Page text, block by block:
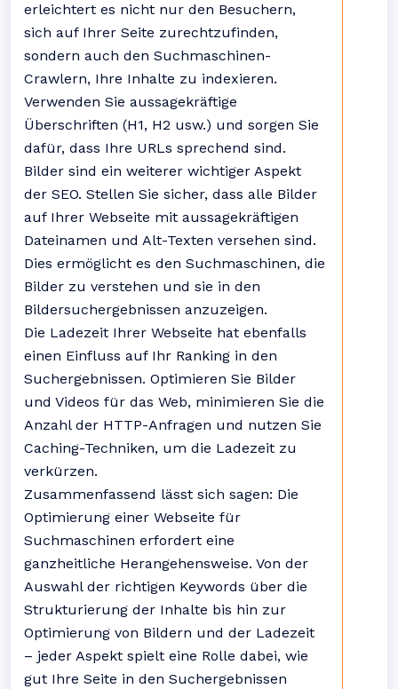
erleichtert es nicht nur den Besuchern,
sich auf Ihrer Seite zurechtzufinden,
sondern auch den Suchmaschinen-
Crawlern, Ihre Inhalte zu indexieren.
Verwenden Sie aussagekräftige
Überschriften (H1, H2 usw.) und sorgen Sie
dafür, dass Ihre URLs sprechend sind.
Bilder sind ein weiterer wichtiger Aspekt
der SEO. Stellen Sie sicher, dass alle Bilder
auf Ihrer Webseite mit aussagekräftigen
Dateinamen und Alt-Texten versehen sind.
Dies ermöglicht es den Suchmaschinen, die
Bilder zu verstehen und sie in den
Bildersuchergebnissen anzuzeigen.
Die Ladezeit Ihrer Webseite hat ebenfalls
einen Einfluss auf Ihr Ranking in den
Suchergebnissen. Optimieren Sie Bilder
und Videos für das Web, minimieren Sie die
Anzahl der HTTP-Anfragen und nutzen Sie
Caching-Techniken, um die Ladezeit zu
verkürzen.
Zusammenfassend lässt sich sagen: Die
Optimierung einer Webseite für
Suchmaschinen erfordert eine
ganzheitliche Herangehensweise. Von der
Auswahl der richtigen Keywords über die
Strukturierung der Inhalte bis hin zur
Optimierung von Bildern und der Ladezeit
– jeder Aspekt spielt eine Rolle dabei, wie
gut Ihre Seite in den Suchergebnissen